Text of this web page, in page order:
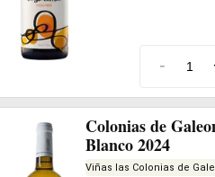
-
Colonias de
Blanco 2024
Viñas las Colonias de